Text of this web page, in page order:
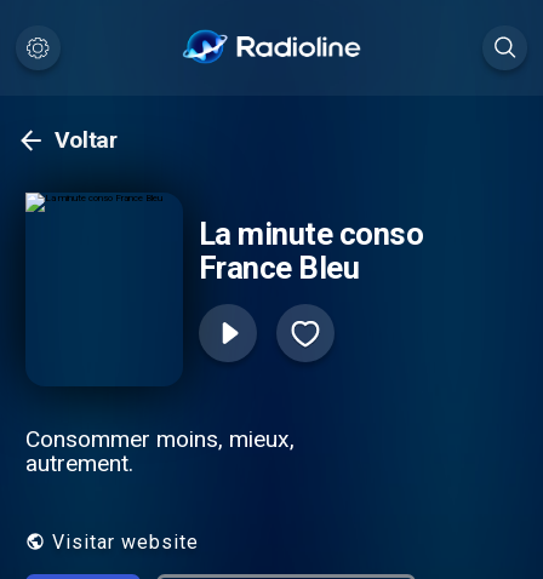
Voltar
La minute conso
France Bleu
Consommer moins, mieux,
autrement.
Visitar website